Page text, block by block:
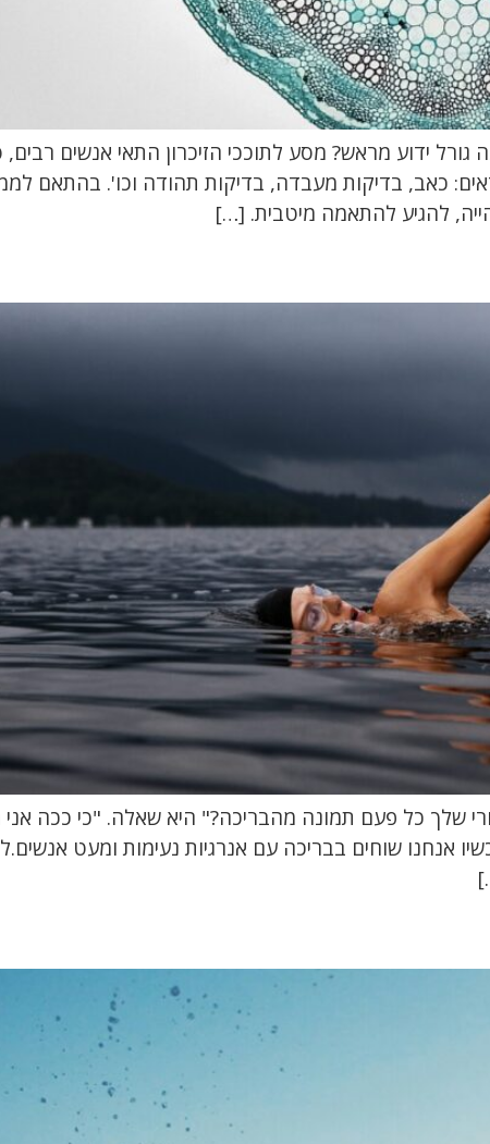
ידוע מראש? מסע לתוככי הזיכרון התאי אנשים רבים,
כאב, בדיקות מעבדה, בדיקות תהודה וכו'. בהתאם
להגיע להתאמה מיטבית. […]
שלך כל פעם תמונה מהבריכה?" היא שאלה. "כי ככה אני
אנחנו שוחים בבריכה עם אנרגיות נעימות ומעט